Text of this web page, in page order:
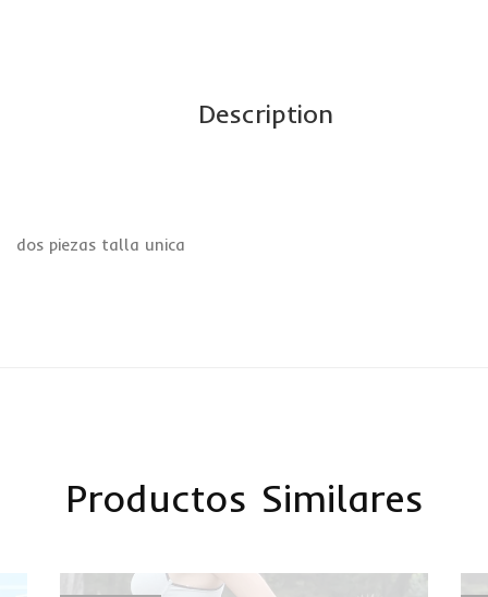
Description
dos piezas talla unica
Productos Similares